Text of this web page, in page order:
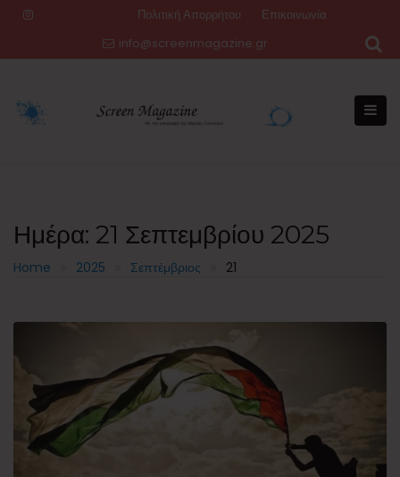
Πολιτική Απορρήτου
Επικοινωνία
info@screenmagazine.gr
Ημέρα: 21 Σεπτεμβρίου 2025
Home 2025 Σεπτέμβριος 21